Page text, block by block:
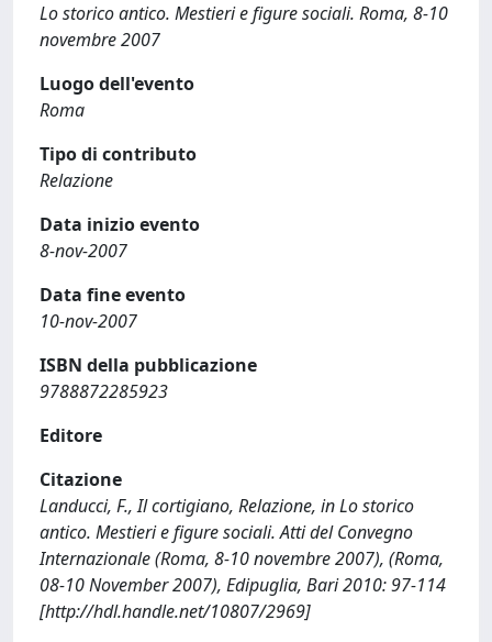
Lo storico antico. Mestieri e figure sociali. Roma, 8-10
novembre 2007
Luogo dell'evento
Roma
Tipo di contributo
Relazione
Data inizio evento
8-nov-2007
Data fine evento
10-nov-2007
ISBN della pubblicazione
9788872285923
Editore
Citazione
Landucci, F., Il cortigiano, Relazione, in Lo storico
antico. Mestieri e figure sociali. Atti del Convegno
Internazionale (Roma, 8-10 novembre 2007), (Roma,
08-10 November 2007), Edipuglia, Bari 2010: 97-114
[http://hdl.handle.net/10807/2969]